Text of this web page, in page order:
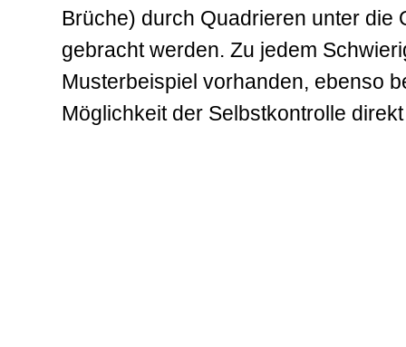
Brüche) durch Quadrieren unter die
gebracht werden. Zu jedem
Musterbeispiel vorhanden, ebenso
Möglichkeit der Selbstkontrolle